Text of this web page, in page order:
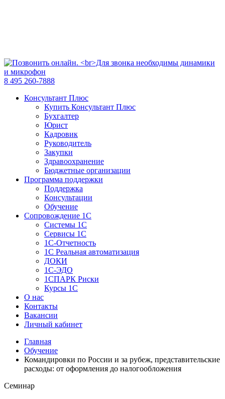
8 495 260-7888
Консультант Плюс
Купить Консультант Плюс
Бухгалтер
Юрист
Кадровик
Руководитель
Закупки
Здравоохранение
Бюджетные организации
Программа поддержки
Поддержка
Консультации
Обучение
Сопровождение 1С
Системы 1С
Сервисы 1С
1C-Отчетность
1С Реальная автоматизация
ДОКИ
1C-ЭДО
1СПАРК Риски
Курсы 1С
О нас
Контакты
Вакансии
Личный кабинет
Главная
Обучение
Командировки по России и за рубеж, представительские
расходы: от оформления до налогообложения
Семинар